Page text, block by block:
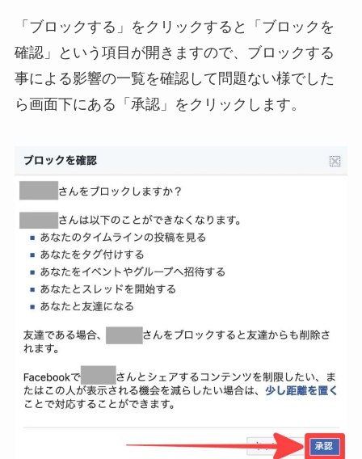
「ブロックする」をクリックすると「ブロックを
確認」という項目が開きますので、ブロックする
事による影響の一覧を確認して問題ない様でした
ら画面下にある「承認」をクリックします。